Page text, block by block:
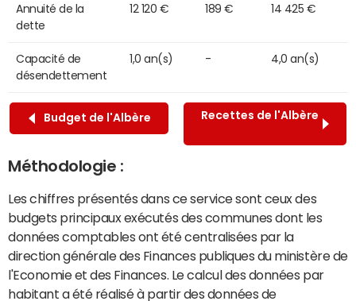
Annuité de la
dette
12 120 € 189 € 14 425 €
Capacité de
désendettement
1,0 an(s) - 4,0 an(s)
Budget de l'Albère Recettes de l'Albère
Méthodologie :
Les chiffres présentés dans ce service sont ceux des
budgets principaux exécutés des communes dont les
données comptables ont été centralisées par la
direction générale des Finances publiques du ministère de
l'Economie et des Finances. Le calcul des données par
habitant a été réalisé à partir des données de